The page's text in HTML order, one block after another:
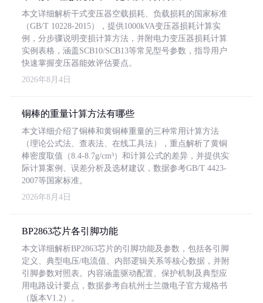
本文详细解析干式变压器空载损耗、负载损耗的国家标准
（GB/T 10228-2015），提供1000kVA变压器损耗计算实
例，分步骤说明变损计算方法，并附电力变压器损耗计算
实例表格，涵盖SCB10/SCB13等常见型号参数，指导用户
快速掌握变压器能效评估要点。
2026年8月4日
铜棒的重量计算方法有哪些
本文详细介绍了铜棒和黄铜棒重量的三种常用计算方法
（理论公式法、查表法、在线工具法），重点解析了黄铜
棒密度取值（8.4-8.7g/cm³）和计算公式的差异，并提供实
际计算案例、误差分析及选材建议，数据参考GB/T 4423-
2007等国家标准。
2026年8月4日
BP2863芯片各引脚功能
本文详细解析BP2863芯片的引脚功能及参数，包括各引脚
定义、典型电压/电流值、内部逻辑关系等核心数据，并附
引脚参数对照表。内容涵盖驱动配置、保护机制及典型应
用电路设计要点，数据参考自杭州士兰微电子官方规格书
（版本V1.2）。